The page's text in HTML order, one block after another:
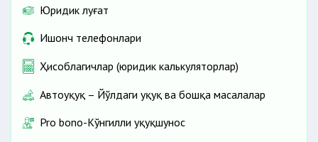
Юридик луғат
Ишонч телефонлари
Ҳисоблагичлар (юридик калькуляторлар)
Автоҳуқуқ – Йўлдаги ҳуқуқ ва бошқа масалалар
Pro bono-Кўнгилли ҳуқуқшунос